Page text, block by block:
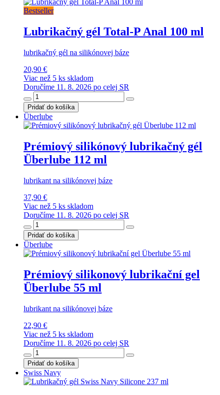
Bestseller
Lubrikačný gél Total-P Anal 100 ml
lubrikačný gél na silikónovej báze
20,90 €
Viac než 5 ks skladom
Doručíme 11. 8. 2026 po celej SR
Pridať do košíka
Überlube
Prémiový silikónový lubrikačný gél
Überlube 112 ml
lubrikant na silikónovej báze
37,90 €
Viac než 5 ks skladom
Doručíme 11. 8. 2026 po celej SR
Pridať do košíka
Überlube
Prémiový silikonový lubrikační gel
Überlube 55 ml
lubrikant na silikónovej báze
22,90 €
Viac než 5 ks skladom
Doručíme 11. 8. 2026 po celej SR
Pridať do košíka
Swiss Navy